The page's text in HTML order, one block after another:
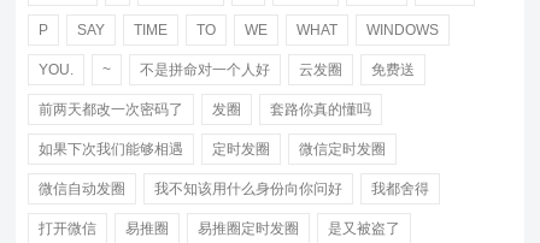
P SAY TIME TO WE WHAT WINDOWS
YOU. ~ 不是拼命对一个人好 云发圈 免费送
前两天都改一次密码了 发圈 套路你真的懂吗
如果下次我们能够相遇 定时发圈 微信定时发圈
微信自动发圈 我不知该用什么身份向你问好 我都舍得
打开微信 易推圈 易推圈定时发圈 是又被盗了